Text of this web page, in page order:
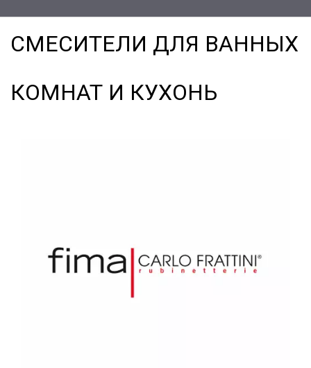
СМЕСИТЕЛИ ДЛЯ ВАННЫХ
КОМНАТ И КУХОНЬ